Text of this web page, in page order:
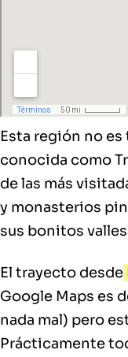
Esta región no
conocida como
de las más
y monasterios
sus bonitos
El trayecto desde
Google Maps es
nada mal) pero
Prácticamente